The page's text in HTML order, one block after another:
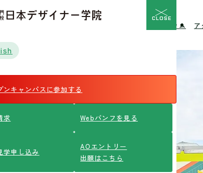
コラム ア
CLOSE
ンキャンパスに参加する
求 Webパンフを見る
学申し込み
AOエントリー
出願はこちら